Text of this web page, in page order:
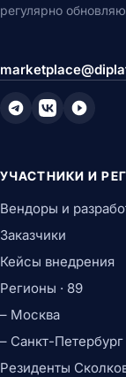
регулярно
УЧАСТНИКИ И
Вендоры и
Заказчики
Кейсы внедрения
Регионы · 89
– Москва
– Санкт-Петербург
Резиденты